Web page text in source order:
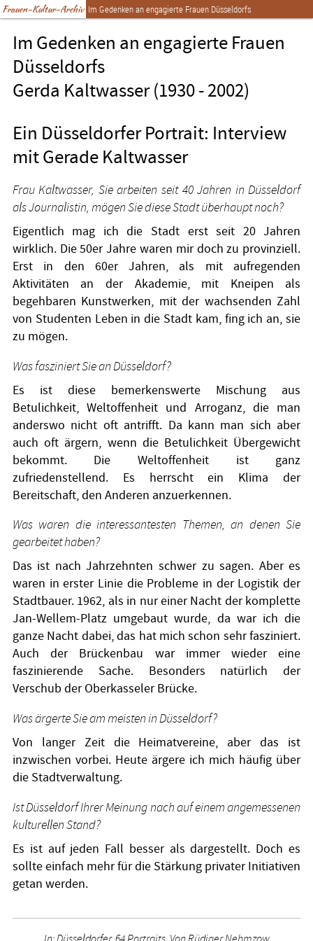
Frauen-Kultur-Archiv Im Gedenken an engagierte Frauen Düsseldorfs
Im Gedenken an engagierte Frauen
Düsseldorfs
Gerda Kaltwasser (1930 - 2002)
Ein Düsseldorfer Portrait: Interview
mit Gerade Kaltwasser
Frau Kaltwasser, Sie arbeiten seit 40 Jahren in Düsseldorf
als Journalistin, mögen Sie diese Stadt überhaupt noch?
Eigentlich mag ich die Stadt erst seit 20 Jahren
wirklich. Die 50er Jahre waren mir doch zu provinziell.
Erst in den 60er Jahren, als mit aufregenden
Aktivitäten an der Akademie, mit Kneipen als
begehbaren Kunstwerken, mit der wachsenden Zahl
von Studenten Leben in die Stadt kam, fing ich an, sie
zu mögen.
Was fasziniert Sie an Düsseldorf?
Es ist diese bemerkenswerte Mischung aus
Betulichkeit, Weltoffenheit und Arroganz, die man
anderswo nicht oft antrifft. Da kann man sich aber
auch oft ärgern, wenn die Betulichkeit Übergewicht
bekommt. Die Weltoffenheit ist ganz
zufriedenstellend. Es herrscht ein Klima der
Bereitschaft, den Anderen anzuerkennen.
Was waren die interessantesten Themen, an denen Sie
gearbeitet haben?
Das ist nach Jahrzehnten schwer zu sagen. Aber es
waren in erster Linie die Probleme in der Logistik der
Stadtbauer. 1962, als in nur einer Nacht der komplette
Jan-Wellem-Platz umgebaut wurde, da war ich die
ganze Nacht dabei, das hat mich schon sehr fasziniert.
Auch der Brückenbau war immer wieder eine
faszinierende Sache. Besonders natürlich der
Verschub der Oberkasseler Brücke.
Was ärgerte Sie am meisten in Düsseldorf?
Von langer Zeit die Heimatvereine, aber das ist
inzwischen vorbei. Heute ärgere ich mich häufig über
die Stadtverwaltung.
Ist Düsseldorf Ihrer Meinung nach auf einem angemessenen
kulturellen Stand?
Es ist auf jeden Fall besser als dargestellt. Doch es
sollte einfach mehr für die Stärkung privater Initiativen
getan werden.